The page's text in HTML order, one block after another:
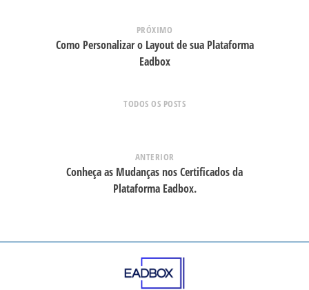
PRÓXIMO
Como Personalizar o Layout de sua Plataforma
Eadbox
TODOS OS POSTS
ANTERIOR
Conheça as Mudanças nos Certificados da
Plataforma Eadbox.